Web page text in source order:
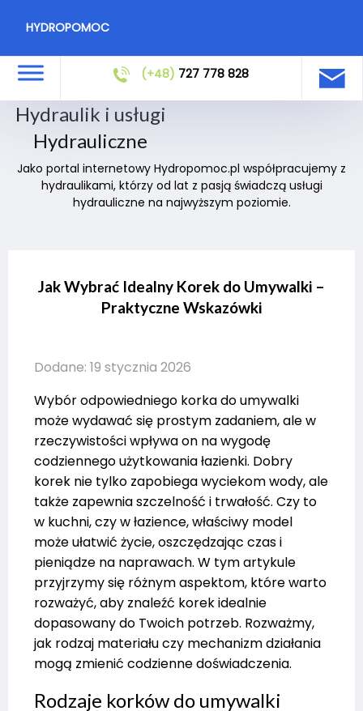
HYDROPOMOC
(+48) 727 778 828
Hydraulik i usługi
Hydrauliczne
Jako portal internetowy Hydropomoc.pl współpracujemy z
hydraulikami, którzy od lat z pasją świadczą usługi
hydrauliczne na najwyższym poziomie.
Jak Wybrać Idealny Korek do Umywalki –
Praktyczne Wskazówki
Dodane: 19 stycznia 2026
Wybór odpowiedniego korka do umywalki
może wydawać się prostym zadaniem, ale w
rzeczywistości wpływa on na wygodę
codziennego użytkowania łazienki. Dobry
korek nie tylko zapobiega wyciekom wody, ale
także zapewnia szczelność i trwałość. Czy to
w kuchni, czy w łazience, właściwy model
może ułatwić życie, oszczędzając czas i
pieniądze na naprawach. W tym artykule
przyjrzymy się różnym aspektom, które warto
rozważyć, aby znaleźć korek idealnie
dopasowany do Twoich potrzeb. Rozważmy,
jak rodzaj materiału czy mechanizm działania
mogą zmienić codzienne doświadczenia.
Rodzaje korków do umywalki